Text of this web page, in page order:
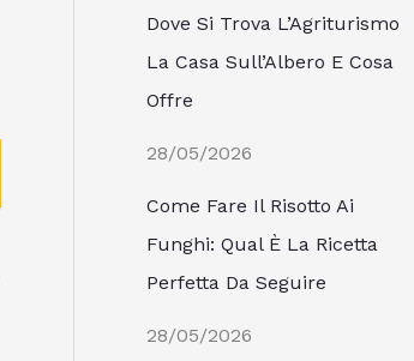
Dove Si Trova L’Agriturismo
La Casa Sull’Albero E Cosa
Offre
28/05/2026
Come Fare Il Risotto Ai
Funghi: Qual È La Ricetta
Perfetta Da Seguire
28/05/2026